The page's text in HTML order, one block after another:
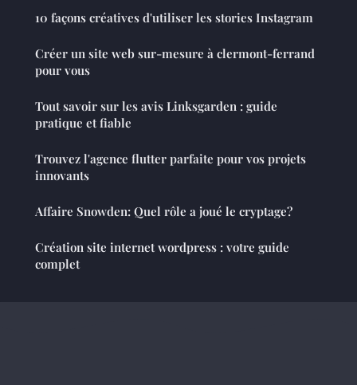
10 façons créatives d'utiliser les stories Instagram
Créer un site web sur-mesure à clermont-ferrand
pour vous
Tout savoir sur les avis Linksgarden : guide
pratique et fiable
Trouvez l'agence flutter parfaite pour vos projets
innovants
Affaire Snowden: Quel rôle a joué le cryptage?
Création site internet wordpress : votre guide
complet